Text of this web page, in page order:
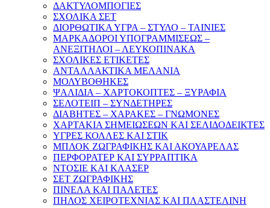
ΔΑΚΤΥΛΟΜΠΟΓΙΕΣ
ΣΧΟΛΙΚΑ ΣΕΤ
ΔΙΟΡΘΩΤΙΚΑ ΥΓΡΑ – ΣΤΥΛΟ – ΤΑΙΝΙΕΣ
ΜΑΡΚΑΔΟΡΟΙ ΥΠΟΓΡΑΜΜΙΣΕΩΣ –
ΑΝΕΞΙΤΗΛΟΙ – ΛΕΥΚΟΠΙΝΑΚΑ
ΣΧΟΛΙΚΕΣ ΕΤΙΚΕΤΕΣ
ΑΝΤΑΛΛΑΚΤΙΚΑ ΜΕΛΑΝΙΑ
ΜΟΛΥΒΟΘΗΚΕΣ
ΨΑΛΙΔΙΑ – ΧΑΡΤΟΚΟΠΤΕΣ – ΞΥΡΑΦΙΑ
ΣΕΛΟΤΕΙΠ – ΣΥΝΔΕΤΗΡΕΣ
ΔΙΑΒΗΤΕΣ – ΧΑΡΑΚΕΣ – ΓΝΩΜΟΝΕΣ
ΧΑΡΤΑΚΙΑ ΣΗΜΕΙΩΣΕΩΝ ΚΑΙ ΣΕΛΙΔΟΔΕΙΚΤΕΣ
ΥΓΡΕΣ ΚΟΛΛΕΣ ΚΑΙ ΣΤΙΚ
ΜΠΛΟΚ ΖΩΓΡΑΦΙΚΗΣ ΚΑΙ ΑΚΟΥΑΡΕΛΑΣ
ΠΕΡΦΟΡΑΤΕΡ ΚΑΙ ΣΥΡΡΑΠΤΙΚΑ
ΝΤΟΣΙΕ ΚΑΙ ΚΛΑΣΕΡ
ΣΕΤ ΖΩΓΡΑΦΙΚΗΣ
ΠΙΝΕΛΑ ΚΑΙ ΠΑΛΕΤΕΣ
ΠΗΛΟΣ ΧΕΙΡΟΤΕΧΝΙΑΣ ΚΑΙ ΠΛΑΣΤΕΛΙΝΗ